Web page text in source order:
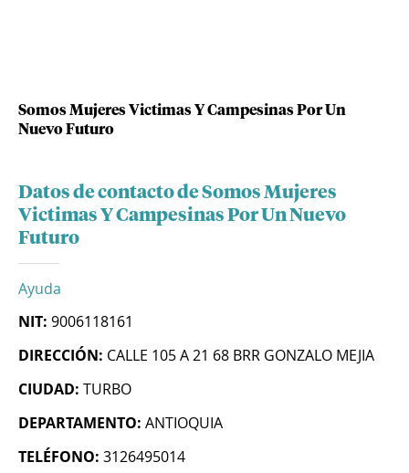
Somos Mujeres Victimas Y Campesinas Por Un
Nuevo Futuro
Datos de contacto de Somos Mujeres
Victimas Y Campesinas Por Un Nuevo
Futuro
Ayuda
NIT: 9006118161
DIRECCIÓN: CALLE 105 A 21 68 BRR GONZALO MEJIA
CIUDAD: TURBO
DEPARTAMENTO: ANTIOQUIA
TELÉFONO: 3126495014